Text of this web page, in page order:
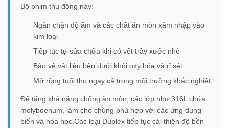
Bộ phim thụ động này:
Ngăn chặn độ ẩm và các chất ăn mòn xâm nhập vào
kim loại
Tiếp tục tự sửa chữa khi có vết trầy xước nhỏ
Bảo vệ vật liệu bên dưới khỏi oxy hóa và rỉ sét
Mở rộng tuổi thọ ngay cả trong môi trường khắc nghiệt
Để tăng khả năng chống ăn mòn, các lớp như 316L chứa
molybdenum, làm cho chúng phù hợp với các ứng dụng
biển và hóa học.Các loại Duplex tiếp tục cải thiện độ bền